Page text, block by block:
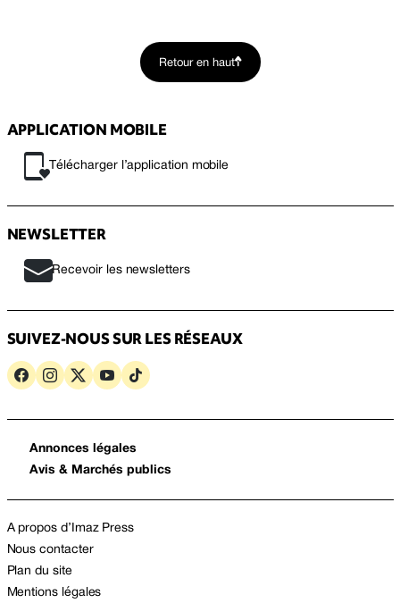
Retour en haut
APPLICATION MOBILE
Télécharger l’application mobile
NEWSLETTER
Recevoir les newsletters
SUIVEZ-NOUS SUR LES RÉSEAUX
Annonces légales
Avis & Marchés publics
A propos d’Imaz Press
Nous contacter
Plan du site
Mentions légales